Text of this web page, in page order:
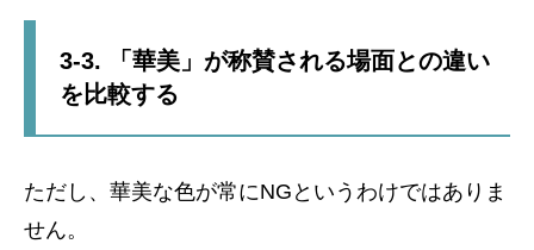
3-3. 「華美」が称賛される場面との違い
を比較する
ただし、華美な色が常にNGというわけではありま
せん。